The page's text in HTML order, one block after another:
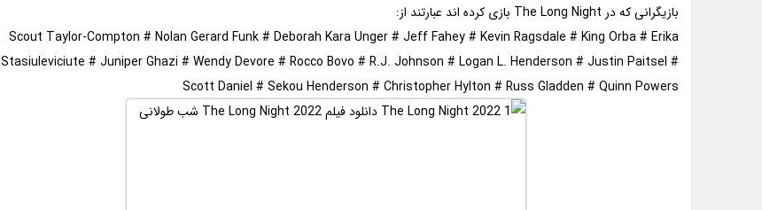
بازیگرانی که در The Long Night بازی کرده اند عبارتند از:
Scout Taylor-Compton # Nolan Gerard Funk # Deborah Kara Unger # Jeff Fahey # Kevin Ragsdale # King Orba # Erika
Stasiuleviciute # Juniper Ghazi # Wendy Devore # Rocco Bovo # R.J. Johnson # Logan L. Henderson # Justin Paitsel #
Scott Daniel # Sekou Henderson # Christopher Hylton # Russ Gladden # Quinn Powers